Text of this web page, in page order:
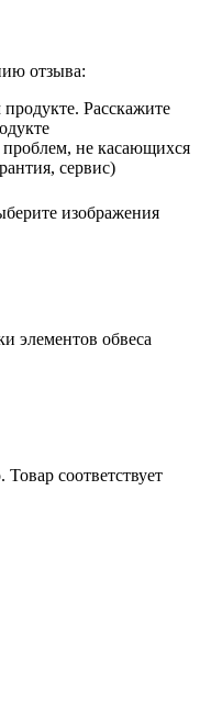
отзыва:
Расскажите
не касающихся
сервис)
изображения
элементов обвеса
соответствует